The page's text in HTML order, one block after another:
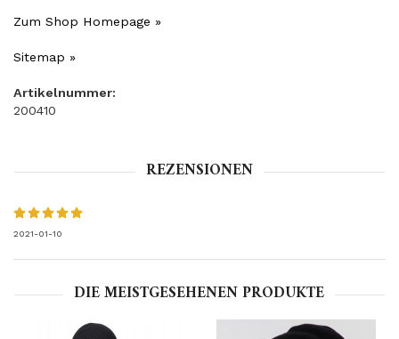
Zum Shop Homepage »
Sitemap »
Artikelnummer:
200410
REZENSIONEN
2021-01-10
DIE MEISTGESEHENEN PRODUKTE